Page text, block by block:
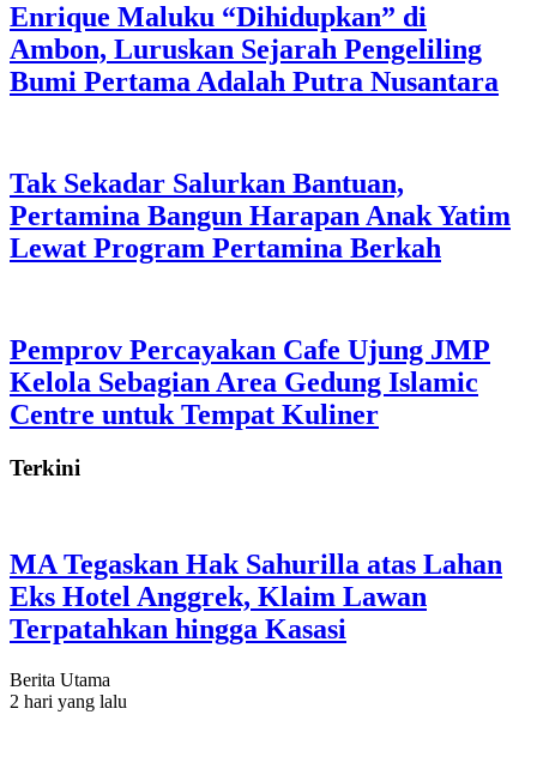
Enrique Maluku “Dihidupkan” di
Ambon, Luruskan Sejarah Pengeliling
Bumi Pertama Adalah Putra Nusantara
Tak Sekadar Salurkan Bantuan,
Pertamina Bangun Harapan Anak Yatim
Lewat Program Pertamina Berkah
Pemprov Percayakan Cafe Ujung JMP
Kelola Sebagian Area Gedung Islamic
Centre untuk Tempat Kuliner
Terkini
MA Tegaskan Hak Sahurilla atas Lahan
Eks Hotel Anggrek, Klaim Lawan
Terpatahkan hingga Kasasi
Berita Utama
2 hari yang lalu